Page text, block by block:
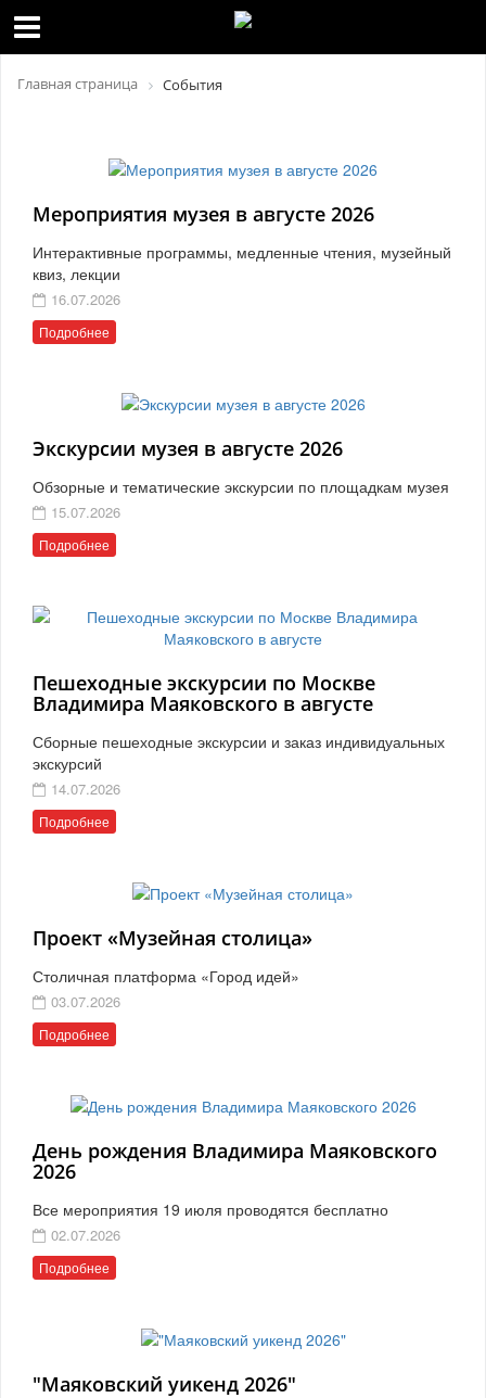
Главная страница События
Мероприятия музея в августе 2026
Интерактивные программы, медленные чтения, музейный
квиз, лекции
16.07.2026
Подробнее
Экскурсии музея в августе 2026
Обзорные и тематические экскурсии по площадкам музея
15.07.2026
Подробнее
Пешеходные экскурсии по Москве
Владимира Маяковского в августе
Сборные пешеходные экскурсии и заказ индивидуальных
экскурсий
14.07.2026
Подробнее
Проект «Музейная столица»
Столичная платформа «Город идей»
03.07.2026
Подробнее
День рождения Владимира Маяковского
2026
Все мероприятия 19 июля проводятся бесплатно
02.07.2026
Подробнее
"Маяковский уикенд 2026"